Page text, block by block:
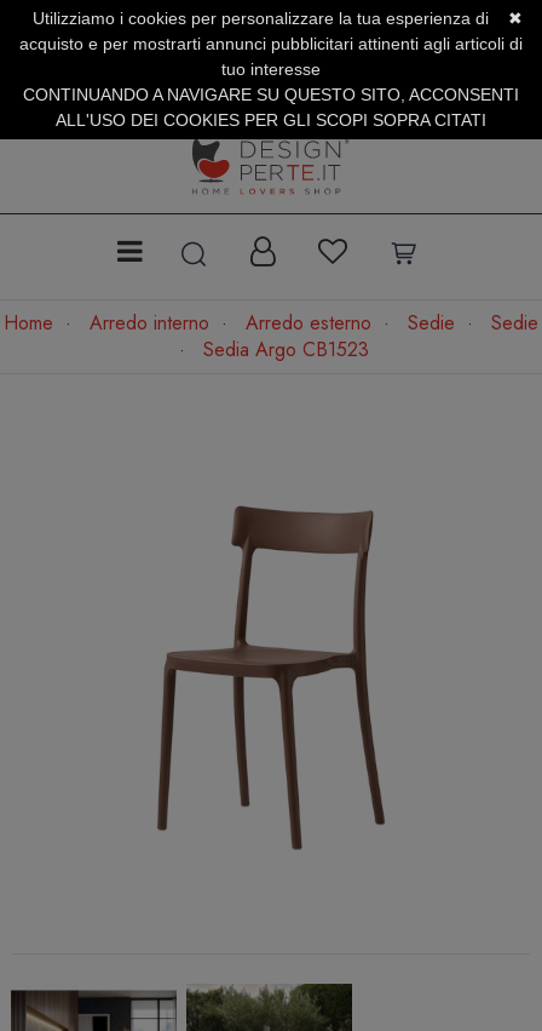
SERVIZIO CLIENTI +39.0773.470.562
SUMMER SALES | Fino al 40% di Sconto
Home Arredo interno Arredo esterno Sedie
Sedie
Sedia Argo CB1523
✖
Utilizziamo i cookies per personalizzare la tua esperienza di
acquisto e per mostrarti annunci pubblicitari attinenti agli articoli di
tuo interesse
CONTINUANDO A NAVIGARE SU QUESTO SITO, ACCONSENTI
ALL'USO DEI COOKIES PER GLI SCOPI SOPRA CITATI